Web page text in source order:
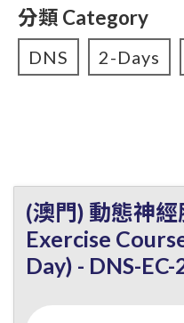
分類 Category
DNS 2-Days
(澳門) 動態神
Exercise
Day) - DNS-